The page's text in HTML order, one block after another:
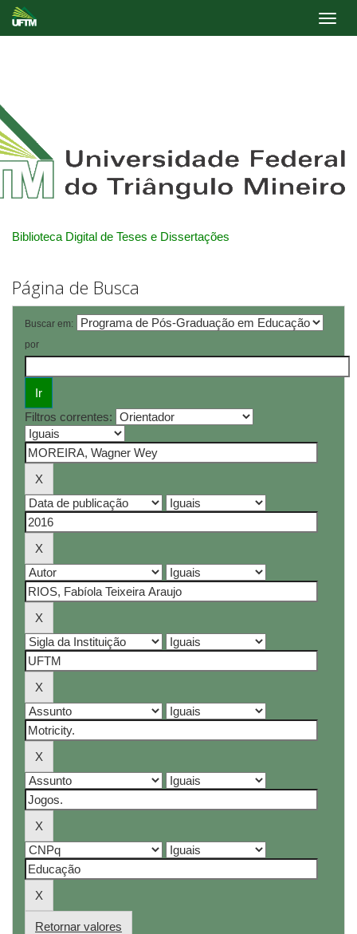
Biblioteca Digital de Teses e Dissertações
Página de Busca
Buscar em:
por
Filtros correntes:
Retornar valores